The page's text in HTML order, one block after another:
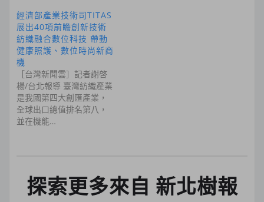
經濟部產業技術司TITAS
展出40項前瞻創新技術
紡織融合數位科技 帶動
健康照護、數位時尚新商
機
［台灣新聞雲］記者謝啓
楊/台北報導 臺灣紡織產業
是我國第四大創匯產業，
全球出口總值排名第八，
並在機能…
探索更多來自 新北樹報